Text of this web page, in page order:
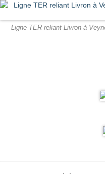
Ligne TER reliant Livron à